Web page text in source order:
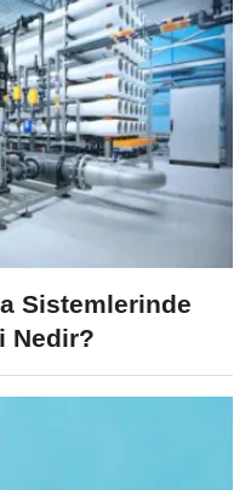
Sistemlerinde
Nedir?